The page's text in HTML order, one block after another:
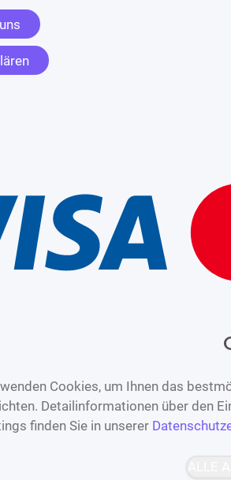
Cookies, um Ihnen das
Detailinformationen über den
finden Sie in unserer
ALLE